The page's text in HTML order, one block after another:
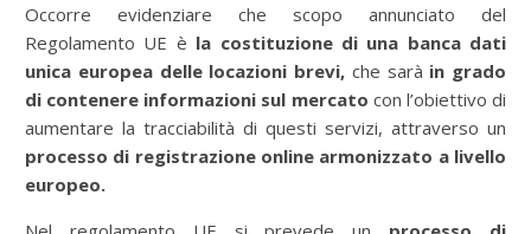
Occorre evidenziare che scopo annunciato del
Regolamento UE è la costituzione di una banca dati
unica europea delle locazioni brevi, che sarà in grado
di contenere informazioni sul mercato con l’obiettivo di
aumentare la tracciabilità di questi servizi, attraverso un
processo di registrazione online armonizzato a livello
europeo.